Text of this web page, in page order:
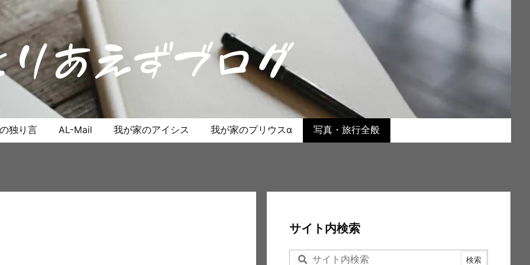
独り言 AL-Mail 我が家のアイシス 我が家のプリウスα 写真・旅行全般
サイト内検索